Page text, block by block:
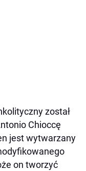
został
Chioccę
jest wytwarzany
on tworzyć